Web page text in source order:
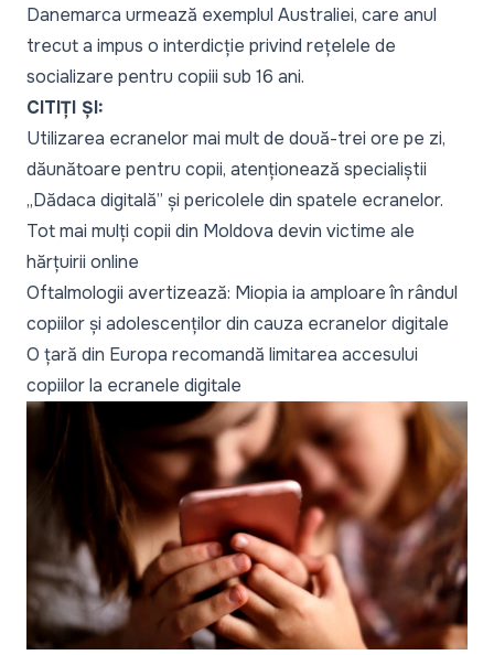
Danemarca urmează exemplul Australiei, care anul
trecut a impus o interdicție privind rețelele de
socializare pentru copiii sub 16 ani.
CITIȚI ȘI:
Utilizarea ecranelor mai mult de două-trei ore pe zi,
dăunătoare pentru copii, atenționează specialiștii
„Dădaca digitală” și pericolele din spatele ecranelor.
Tot mai mulți copii din Moldova devin victime ale
hărțuirii online
Oftalmologii avertizează: Miopia ia amploare în rândul
copiilor și adolescenților din cauza ecranelor digitale
O țară din Europa recomandă limitarea accesului
copiilor la ecranele digitale